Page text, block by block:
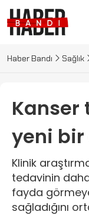
Haber Bandı Sağlık
yeni
Klinik
tedavinin
fayda
sağladığını